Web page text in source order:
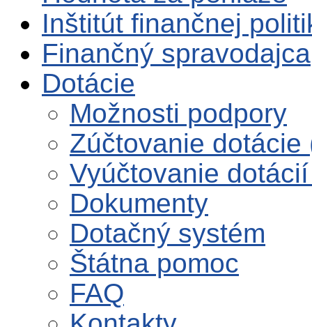
Inštitút finančnej
Finančný spravodajca
Dotácie
Možnosti podpory
Zúčtovanie dotácie
Vyúčtovanie
Dokumenty
Dotačný systém
Štátna pomoc
FAQ